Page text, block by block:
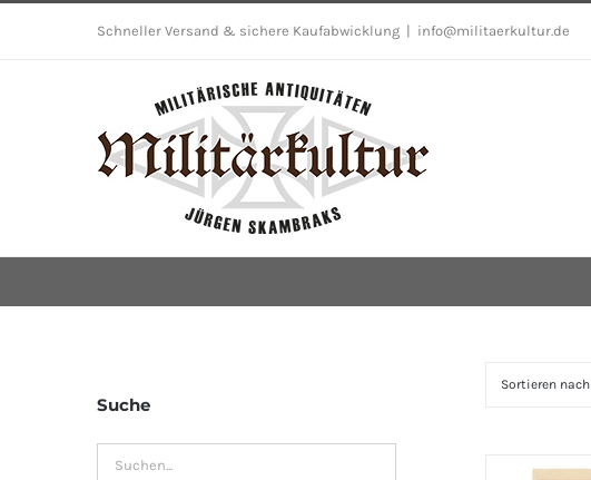
Schneller Versand & sichere Kaufabwicklung info@militaerkultur.de
Sortieren nach
Suche